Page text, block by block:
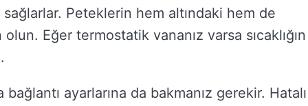
Peteklerin hem altındaki hem de
Eğer termostatik vananız varsa sıcaklığın
ayarlarına da bakmanız gerekir. Hatalı